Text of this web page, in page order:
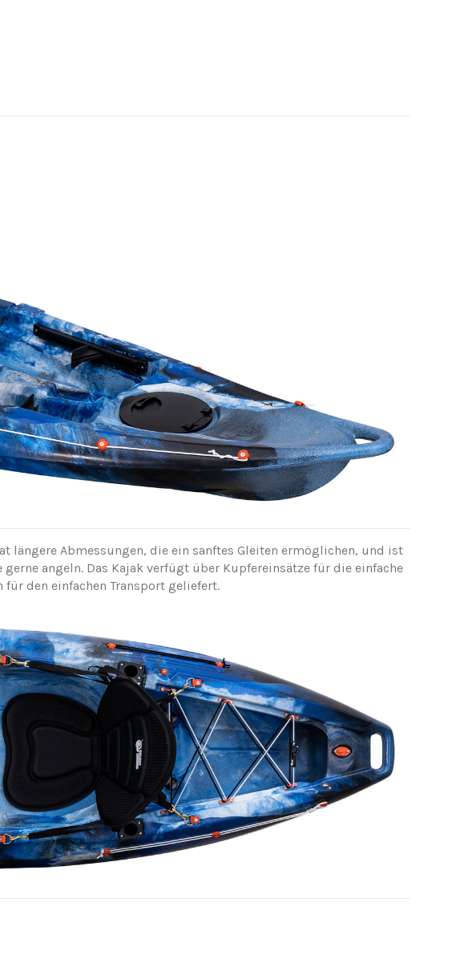
längere Abmessungen, die ein sanftes Gleiten ermöglichen, und ist
angeln. Das Kajak verfügt über Kupfereinsätze für die einfache
den einfachen Transport geliefert.